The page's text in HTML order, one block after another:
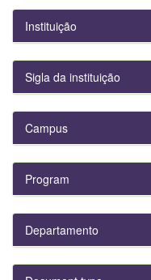
Instituição
Sigla da instituição
Campus
Program
Departamento